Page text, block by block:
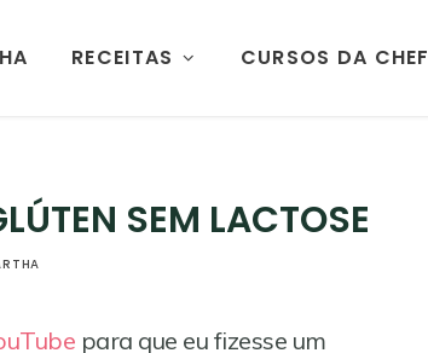
RECEITAS CURSOS DA CHEF
SEM LACTOSE
para que eu fizesse um